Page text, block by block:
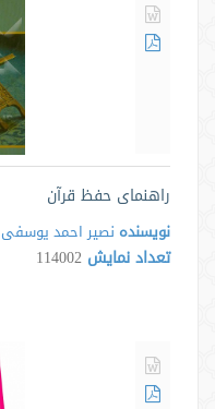
راهنمای حفظ قرآن
نویسنده نصیر احمد یوسفی
تعداد نمایش 114002